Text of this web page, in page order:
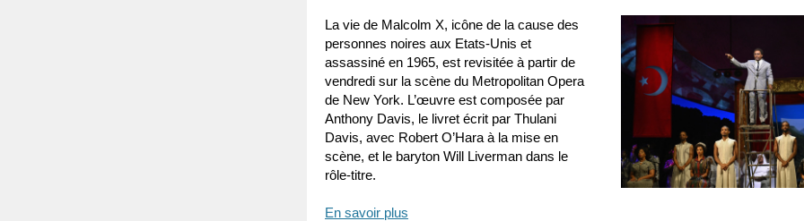
La vie de Malcolm X, icône de la cause des
personnes noires aux Etats-Unis et
assassiné en 1965, est revisitée à partir de
vendredi sur la scène du Metropolitan Opera
de New York. L’œuvre est composée par
Anthony Davis, le livret écrit par Thulani
Davis, avec Robert O’Hara à la mise en
scène, et le baryton Will Liverman dans le
rôle-titre.
En savoir plus